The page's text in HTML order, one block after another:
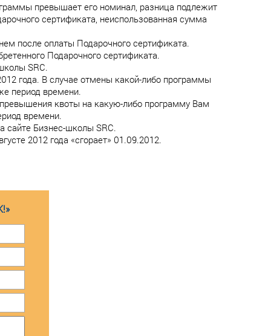
превышает его номинал, разница подлежит
сертификата, неиспользованная сумма
после оплаты Подарочного сертификата.
Подарочного сертификата.
SRC.
года. В случае отмены какой-либо программы
период времени.
квоты на какую-либо программу Вам
времени.
сайте Бизнес-школы SRC.
2012 года «сгорает» 01.09.2012.